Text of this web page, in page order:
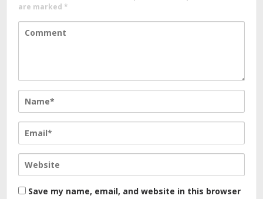
are marked *
Save my name, email, and website in this browser